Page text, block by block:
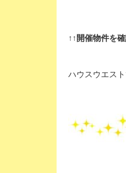
↑↑開催物件を
ハウスウエス